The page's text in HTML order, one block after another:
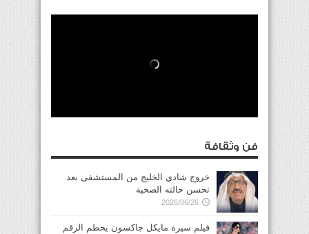
فن وثقافة
خروج شادي الخليج من المستشفى بعد
تحسن حالته الصحية
2026/06/26
فيلم سيرة مايكل جاكسون يحطم الرقم